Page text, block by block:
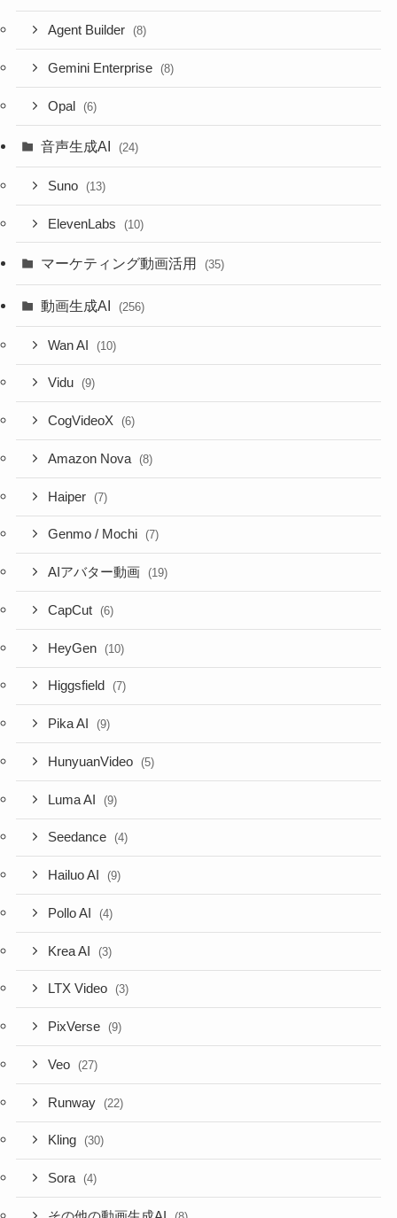
Agent Builder (8)
Gemini Enterprise (8)
Opal (6)
音声生成AI (24)
Suno (13)
ElevenLabs (10)
マーケティング動画活用 (35)
動画生成AI (256)
Wan AI (10)
Vidu (9)
CogVideoX (6)
Amazon Nova (8)
Haiper (7)
Genmo / Mochi (7)
AIアバター動画 (19)
CapCut (6)
HeyGen (10)
Higgsfield (7)
Pika AI (9)
HunyuanVideo (5)
Luma AI (9)
Seedance (4)
Hailuo AI (9)
Pollo AI (4)
Krea AI (3)
LTX Video (3)
PixVerse (9)
Veo (27)
Runway (22)
Kling (30)
Sora (4)